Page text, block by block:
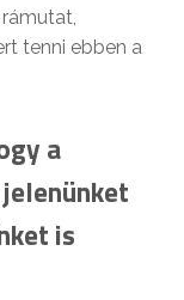
tenni ebben a
a
is